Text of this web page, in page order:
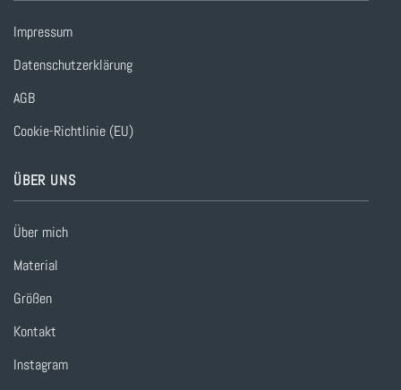
Impressum
Datenschutzerklärung
AGB
Cookie-Richtlinie (EU)
ÜBER UNS
Über mich
Material
Größen
Kontakt
Instagram